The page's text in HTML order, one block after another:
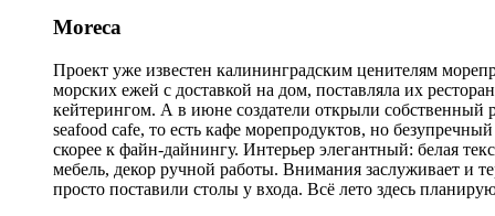
Moreca
Проект уже известен калининградским ценителям
морских ежей с доставкой на дом, поставляла их
кейтерингом. А в июне создатели открыли
seafood cafe, то есть кафе морепродуктов, но
скорее к файн-дайнингу. Интерьер элегантный: белая
мебель, декор ручной работы. Внимания заслуживает и
просто поставили столы у входа. Всё лето здесь